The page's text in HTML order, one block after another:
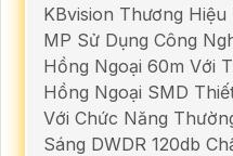
KBvision Thương
MP Sử Dụng Công
Hồng Ngoại 60m Với
Hồng Ngoại SMD
Với Chức Năng
Sáng DWDR 120db